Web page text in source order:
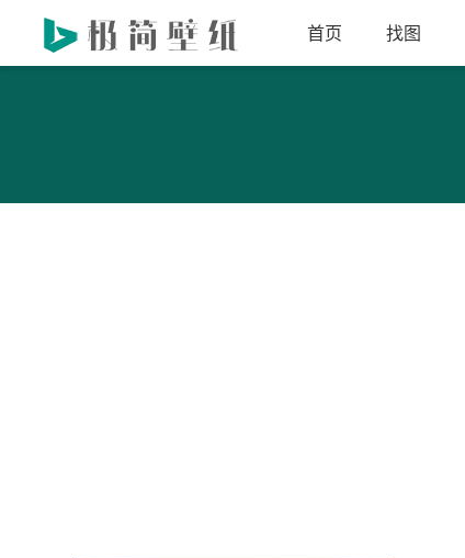
首页 找图